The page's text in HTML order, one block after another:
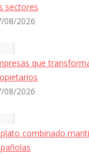
sectores
08/2026
que
08/2026
combinado